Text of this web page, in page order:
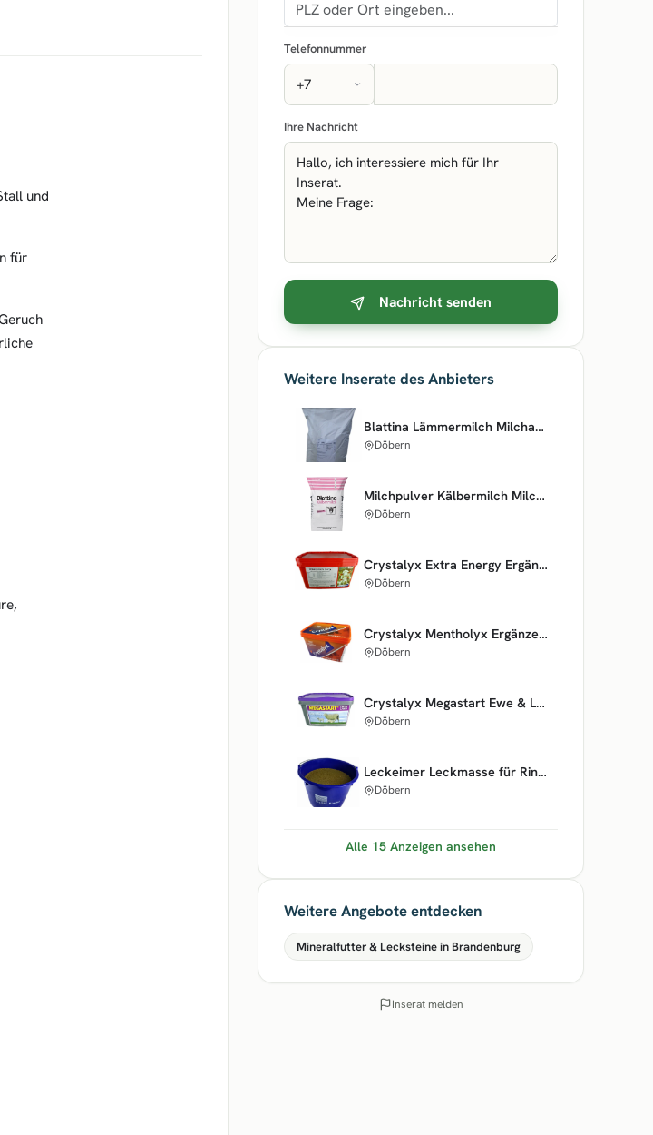
und
für
Telefonnummer
Ihre Nachricht
Nachricht senden
Weitere Inserate des Anbieters
Blattina Lämmermilch Milchaustauscher Milchpulver 25kg
Döbern
Milchpulver Kälbermilch Milchaustauscher Blattina D 25kg
Döbern
Crystalyx Extra Energy Ergänzer Schafe Ziegen + Wild 22,5kg
Döbern
Crystalyx Mentholyx Ergänzer Schafe Ziegen Kälber 5kg
Döbern
Crystalyx Megastart Ewe & Lamb für Schafe und Ziege 20 kg
Döbern
Leckeimer Leckmasse für Rinder Magnesium plus 20 kg Blattin
Döbern
Alle 15 Anzeigen ansehen
Weitere Angebote entdecken
Mineralfutter & Lecksteine in Brandenburg
Inserat melden